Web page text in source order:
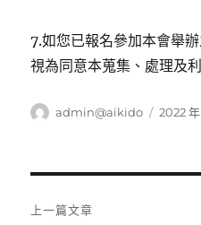
7.如您已報名參加本會舉
視為同意本蒐集、處理及
作
admin@aikido
發
2022 年
上一篇文章